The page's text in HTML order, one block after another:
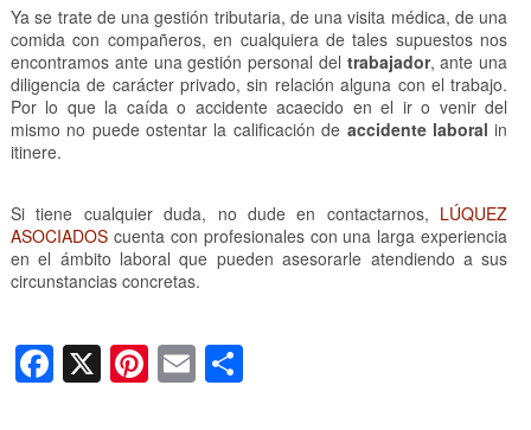
Ya se trate de una gestión tributaria, de una visita médica, de una
comida con compañeros, en cualquiera de tales supuestos nos
encontramos ante una gestión personal del trabajador, ante una
diligencia de carácter privado, sin relación alguna con el trabajo.
Por lo que la caída o accidente acaecido en el ir o venir del
mismo no puede ostentar la calificación de accidente laboral in
itinere.
Si tiene cualquier duda, no dude en contactarnos, LÚQUEZ
ASOCIADOScuenta con profesionales con una larga experiencia
en el ámbito laboral que pueden asesorarle atendiendo a sus
circunstancias concretas.
F
a
X Pi
nt
E
m
C